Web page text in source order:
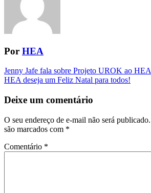
Por HEA
Navegação
da
Postagem
Jenny Jafe fala sobre Projeto UROK ao HEA
HEA deseja um Feliz Natal para todos!
Deixe um comentário
O seu endereço de e-mail não será publicado.
são marcados com *
Comentário *